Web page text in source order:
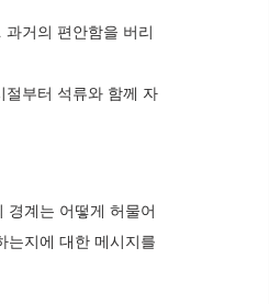
거의 편안함을 버리
부터 석류와 함께 자
경계는 어떻게 허물어
는지에 대한 메시지를